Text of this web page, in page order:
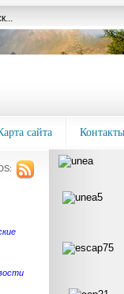
сайта Контакты